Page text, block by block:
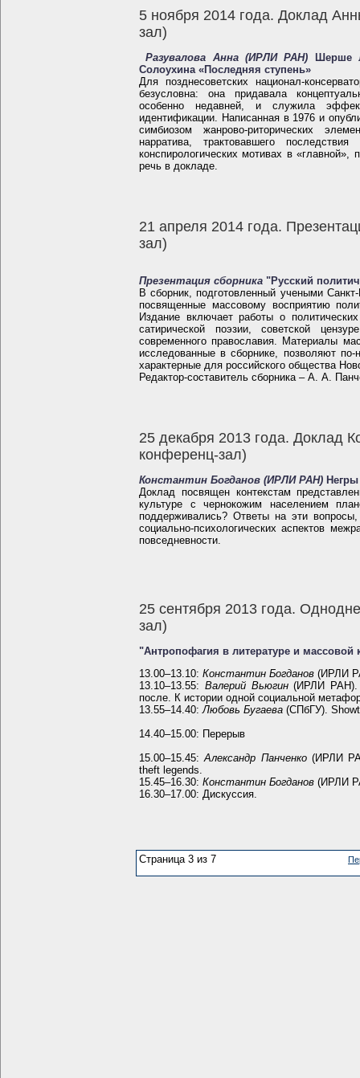
5 ноября 2014 года. Доклад
зал)
Разувалова Анна (ИРЛИ РАН) Шерше
Солоухина «Последняя ступень»
Для позднесоветских национал-
безусловна: она придавала
особенно недавней, и служила
идентификации. Написанная в 1976 и
симбиозом жанрово-риторических
нарратива, трактовавшего
конспирологических мотивах в
речь в докладе.
21 апреля 2014 года.
зал)
Презентация сборника "Русский
В сборник, подготовленный учеными
посвященные массовому восприятию
Издание включает работы о
сатирической поэзии, советской
современного православия. Материалы
исследованные в сборнике, позволяют
характерные для российского общества
Редактор-составитель сборника – А. А.
25 декабря 2013 года. Доклад
конференц-зал)
Константин Богданов (ИРЛИ РАН)
Доклад посвящен контекстам
культуре с чернокожим населением
поддерживались? Ответы на эти
социально-психологических аспектов
повседневности.
25 сентября 2013 года.
зал)
"Антропофагия в литературе и массовой
13.00–13.10: Константин Богданов (ИРЛИ
13.10–13.55: Валерий Вьюгин(ИРЛИ РАН).
после. К истории одной социальной
13.55–14.40:Любовь Бугаева (СПбГУ).
14.40–15.00: Перерыв
15.00–15.45:Александр Панченко(ИРЛИ
theft legends.
15.45–16.30: Константин Богданов (ИРЛИ
16.30–17.00: Дискуссия.
Страница 3 из 7